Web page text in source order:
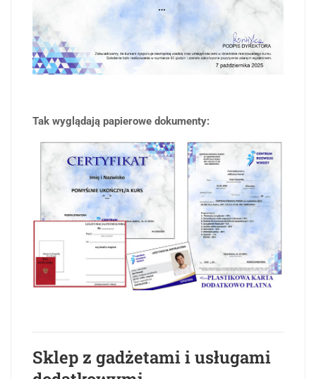
Tak wyglądają papierowe dokumenty:
Sklep z gadżetami i usługami